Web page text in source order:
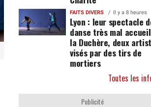
FAITS DIVERS Il y a 8 heures
Lyon : leur spectacle
danse très mal
la Duchère, deux
visés par des tirs de
mortiers
Toutes les
Publicité